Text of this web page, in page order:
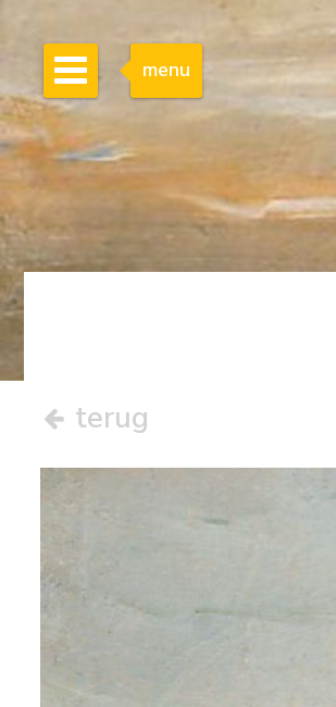
menu
terug